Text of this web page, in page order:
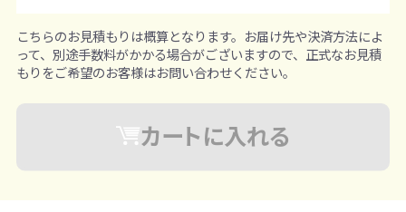
こちらのお見積もりは概算となります。お届け先や決済方法によ
って、別途手数料がかかる場合がございますので、正式なお見積
もりをご希望のお客様はお問い合わせください。
カートに入れる